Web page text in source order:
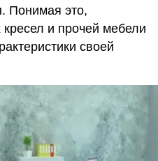
Понимая это,
и прочей мебели
своей